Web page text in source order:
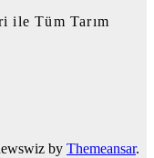
ile Tüm Tarım
by Themeansar.